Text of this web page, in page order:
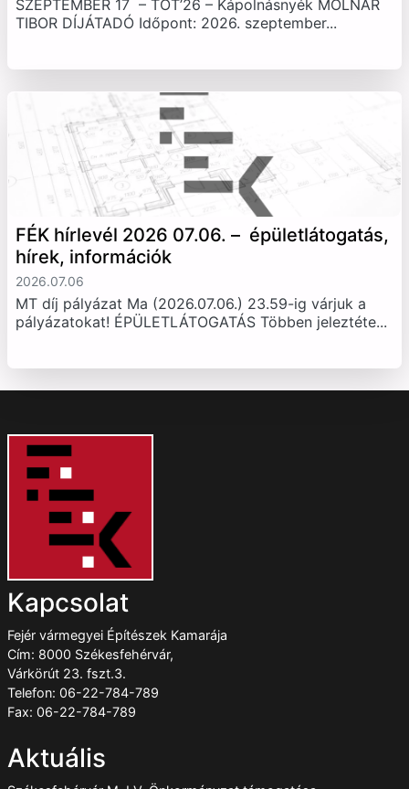
SZEPTEMBER 17 – TOT’26 – Kápolnásnyék MOLNÁR
TIBOR DÍJÁTADÓ Időpont: 2026. szeptember...
FÉK hírlevél 2026 07.06. – épületlátogatás,
hírek, információk
2026.07.06
MT díj pályázat Ma (2026.07.06.) 23.59-ig várjuk a
pályázatokat! ÉPÜLETLÁTOGATÁS Többen jeleztéte...
Kapcsolat
Fejér vármegyei Építészek Kamarája
Cím: 8000 Székesfehérvár,
Várkörút 23. fszt.3.
Telefon: 06-22-784-789
Fax: 06-22-784-789
Aktuális